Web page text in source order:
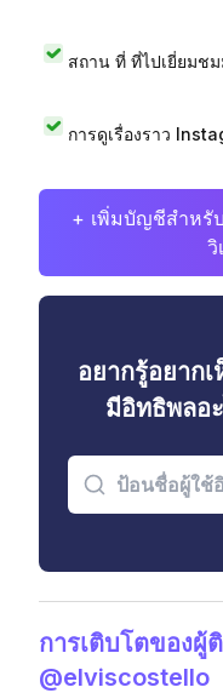
สถาน ที่ ที่ไปเยี่ยมช
การดูเรื่องราว
+ เพิ่มบัญชีสำหรั
วิ
อยากรู้อยาก
มีอิทธิพลอ
การเติบโตของผู้
@elviscostello